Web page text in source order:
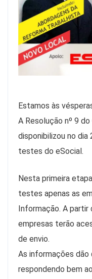
Estamos às
A Resolução nº 9
disponibilizou no
testes do eSocial.
Nesta primeira
testes apenas as
Informação. A
empresas terão
de envio.
As informações
respondendo bem